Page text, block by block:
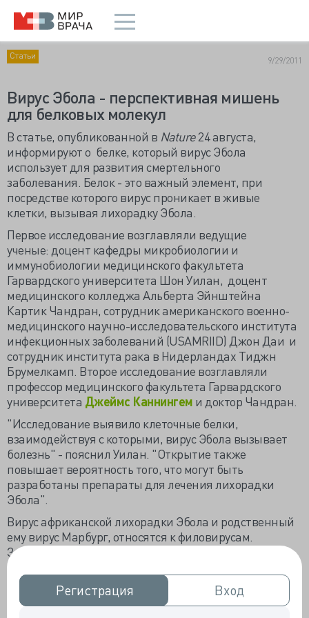
Регистрация
Регистрация Вход
Вход
Статьи 9/29/2011
Вирус Эбола - перспективная мишень
для белковых молекул
В статье, опубликованной в Nature24 августа,
информируют о белке, который вирус Эбола
использует для развития смертельного
заболевания. Белок - это важный элемент, при
посредстве которого вирус проникает в живые
клетки, вызывая лихорадку Эбола.
Первое исследование возглавляли ведущие
ученые: доцент кафедры микробиологии и
иммунобиологии медицинского факультета
Гарвардского университета Шон Уилан, доцент
медицинского колледжа Альберта Эйнштейна
Картик Чандран, сотрудник американского военно-
медицинского научно-исследовательского института
инфекционных заболеваний (USAMRIID) Джон Даи и ​​
сотрудник института рака в Нидерландах Tиджн
Брумелкамп. Второе исследование возглавляли
профессор медицинского факультета Гарвардского
университета Джеймс Каннингем и доктор Чандран.
"Исследование выявило клеточные белки,
взаимодействуя с которыми, вирус Эбола вызывает
болезнь" - пояснил Уилан. "Открытие также
повышает вероятность того, что могут быть
разработаны препараты для лечения лихорадки
Эбола".
Вирус африканской лихорадки Эбола и родственный
ему вирус Марбург, относятся к филовирусам.
Заболевания, вызываемые ими, считаются одними
из самых опасных. Вирус Эбола был впервые выявлен
в 1976 году в Африке около реки Эбола в районе
Судана и Демократической Республике Конго. Вирусы